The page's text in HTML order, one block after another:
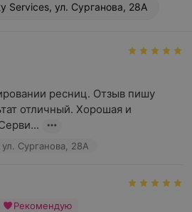
Services, ул. Сурганова, 28А
ресниц. Отзыв пишу
отличный. Хорошая и
Сурганова, 28А
Рекомендую